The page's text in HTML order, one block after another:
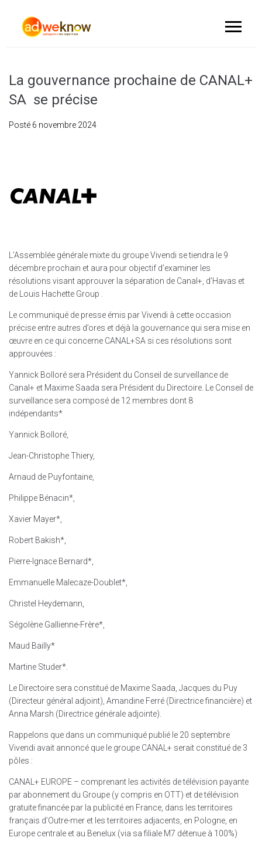
La gouvernance prochaine de CANAL+
SA se précise
Posté 6 novembre 2024
L’Assemblée générale mixte du groupe Vivendi se tiendra le 9
décembre prochain et aura pour objectif d’examiner les
résolutions visant approuver la séparation de Canal+, d’Havas et
de Louis Hachette Group .
Le communiqué de presse émis par Vivendi à cette occasion
précise entre autres d’ores et déjà la gouvernance qui sera mise en
œuvre en ce qui concerne CANAL+SA si ces résolutions sont
approuvées :
Yannick Bolloré sera Président du Conseil de surveillance de
Canal+ et Maxime Saada sera Président du Directoire. Le Conseil de
surveillance sera composé de 12 membres dont 8
indépendants*
Yannick Bolloré,
Jean-Christophe Thiery,
Arnaud de Puyfontaine,
Philippe Bénacin*,
Xavier Mayer*,
Robert Bakish*,
Pierre-Ignace Bernard*,
Emmanuelle Malecaze-Doublet*,
Christel Heydemann,
Ségolène Gallienne-Frère*,
Maud Bailly*
Martine Studer*.
Le Directoire sera constitué de Maxime Saada, Jacques du Puy
(Directeur général adjoint), Amandine Ferré (Directrice financière) et
Anna Marsh (Directrice générale adjointe).
Rappelons que dans un communiqué publié le 20 septembre
Vivendi avait annoncé que le groupe CANAL+ serait constitué de 3
pôles :
CANAL+ EUROPE – comprenant les activités de télévision payante
par abonnement du Groupe (y compris en OTT) et de télévision
gratuite financée par la publicité en France, dans les territoires
français d’Outre-mer et les territoires adjacents, en Pologne, en
Europe centrale et au Benelux (via sa filiale M7 détenue à 100%)